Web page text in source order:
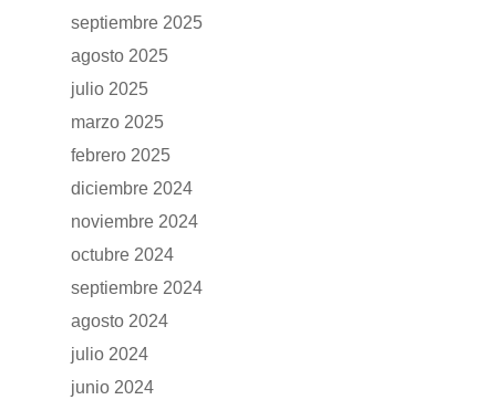
septiembre 2025
agosto 2025
julio 2025
marzo 2025
febrero 2025
diciembre 2024
noviembre 2024
octubre 2024
septiembre 2024
agosto 2024
julio 2024
junio 2024